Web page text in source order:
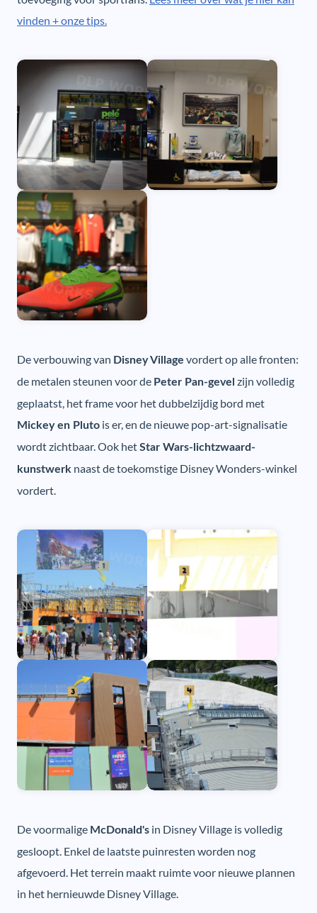
vinden + onze tips.
De verbouwing van Disney Village vordert op alle fronten:
de metalen steunen voor de Peter Pan-gevel zijn volledig
geplaatst, het frame voor het dubbelzijdig bord met
Mickey en Pluto is er, en de nieuwe pop-art-signalisatie
wordt zichtbaar. Ook hetStar Wars-lichtzwaard-
kunstwerk naast de toekomstige Disney Wonders-winkel
vordert.
De voormalige McDonald's in Disney Village is volledig
gesloopt. Enkel de laatste puinresten worden nog
afgevoerd. Het terrein maakt ruimte voor nieuwe plannen
in het hernieuwde Disney Village.